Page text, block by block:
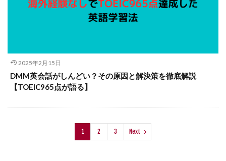
2025年2月15日
DMM英会話がしんどい？その原因と解決策を徹底解説
【TOEIC965点が語る】
1 2 3 Next